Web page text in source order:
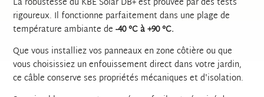
rigoureux. Il fonctionne parfaitement dans une plage de
température ambiante de-40 °C à +90 °C.
Que vous installiez vos panneaux en zone côtière ou que
vous choisissiez un enfouissement direct dans votre jardin,
ce câble conserve ses propriétés mécaniques et d'isolation.